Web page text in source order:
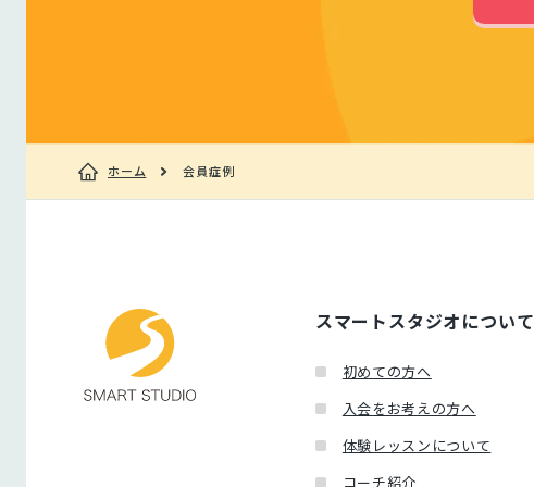
ホーム 会員症例
スマートスタジオについて
初めての方へ
入会をお考えの方へ
体験レッスンについて
コーチ紹介